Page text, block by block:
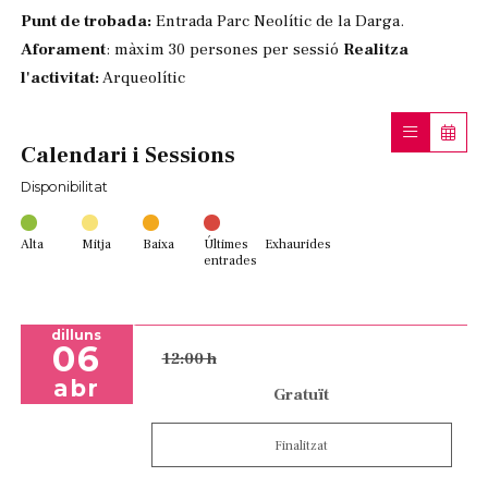
Punt de trobada: Entrada Parc Neolític de la Darga.
Aforament: màxim 30 persones per sessió Realitza
l'activitat:Arqueolític
Calendari i Sessions
Disponibilitat
Alta Mitja Baixa
Últimes
entrades
Exhaurides
dilluns
06
abr
12:00 h
Gratuït
Finalitzat